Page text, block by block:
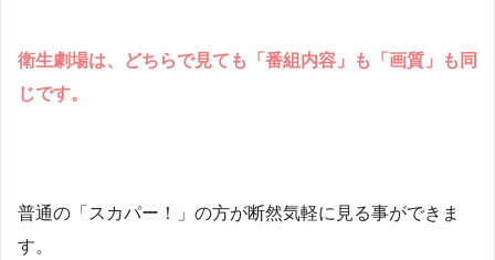
衛生劇場は、どちらで見ても「番組内容」も「画質」も同
じです。
普通の「スカパー！」の方が断然気軽に見る事ができま
す。